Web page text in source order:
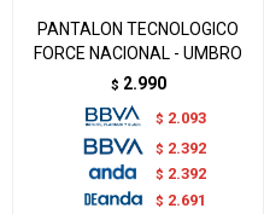
PANTALON TECNOLOGICO
FORCE NACIONAL - UMBRO
$ 2.990
$ 2.093
$ 2.392
$ 2.392
$ 2.691